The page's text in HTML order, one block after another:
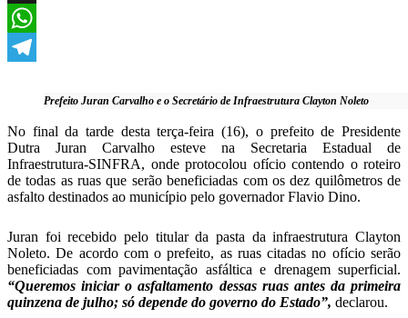
X
WhatsApp
Prefeito Juran Carvalho e o Secretário de Infraestrutura Clayton Noleto
No final da tarde desta terça-feira (16), o prefeito de Presidente
Dutra Juran Carvalho esteve na Secretaria Estadual de
Infraestrutura-SINFRA, onde protocolou ofício contendo o roteiro
de todas as ruas que serão beneficiadas com os dez quilômetros de
asfalto destinados ao município pelo governador Flavio Dino.
Juran foi recebido pelo titular da pasta da infraestrutura Clayton
Noleto. De acordo com o prefeito, as ruas citadas no ofício serão
beneficiadas com pavimentação asfáltica e drenagem superficial.
“Queremos iniciar o asfaltamento dessas ruas antes da primeira
quinzena de julho; só depende do governo do Estado”, declarou.